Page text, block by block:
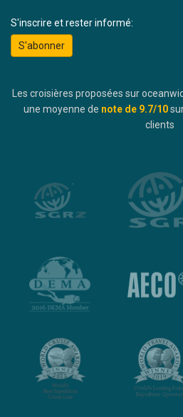
S'inscrire et rester informé:
S'abonner
Les croisières proposées sur
une moyenne de note de 9.7/10
clients